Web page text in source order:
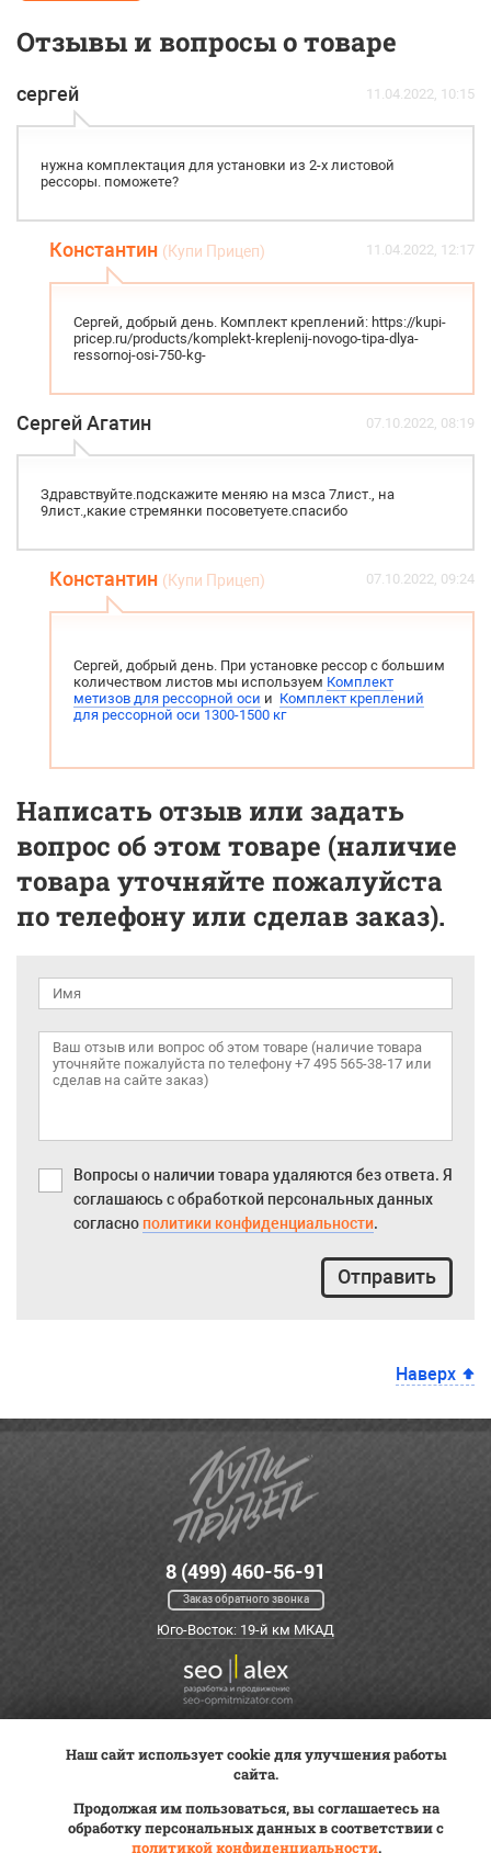
Отзывы и вопросы о товаре
сергей 11.04.2022, 10:15
нужна комплектация для установки из 2-х листовой
рессоры. поможете?
Константин (Купи Прицеп) 11.04.2022, 12:17
Сергей, добрый день. Комплект креплений: https://kupi-
pricep.ru/products/komplekt-kreplenij-novogo-tipa-dlya-
ressornoj-osi-750-kg-
Сергей Агатин 07.10.2022, 08:19
Здравствуйте.подскажите меняю на мзса 7лист., на
9лист.,какие стремянки посоветуете.спасибо
Константин (Купи Прицеп) 07.10.2022, 09:24
Сергей, добрый день. При установке рессор с большим
количеством листов мы используем Комплект
метизов для рессорной оси и Комплект креплений
для рессорной оси 1300-1500 кг
Написать отзыв или задать
вопрос об этом товаре (наличие
товара уточняйте пожалуйста
по телефону или сделав заказ).
Вопросы о наличии товара удаляются без ответа. Я
соглашаюсь с обработкой персональных данных
согласно политики конфиденциальности.
Отправить
Наверх
8 (499) 460-56-91
Заказ обратного звонка
Юго-Восток: 19-й км МКАД
Постановка на учет
Трейд-ин
Статьи
ВК Видео
Наш сайт использует cookie для улучшения работы
сайта.
Продолжая им пользоваться, вы соглашаетесь на
обработку персональных данных в соответствии с
политикой конфиденциальности.